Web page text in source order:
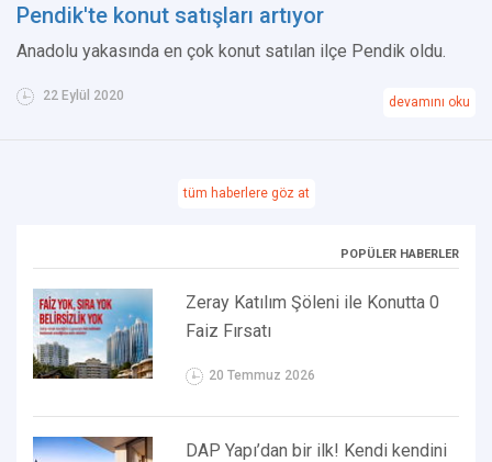
Pendik'te konut satışları artıyor
Anadolu yakasında en çok konut satılan ilçe Pendik oldu.
22 Eylül 2020 devamını oku
tüm haberlere göz at
POPÜLER HABERLER
Zeray Katılım Şöleni ile Konutta 0
Faiz Fırsatı
20 Temmuz 2026
DAP Yapı’dan bir ilk! Kendi kendini